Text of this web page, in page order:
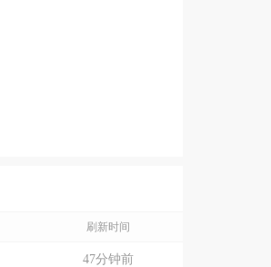
刷新时间
47分钟前